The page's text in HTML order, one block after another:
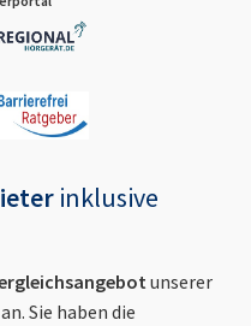
inklusive
unserer
an. Sie haben die